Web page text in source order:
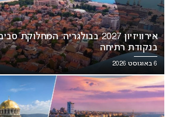
אירוויזיון 2027 בבולגריה:
בנקודת רתיחה
6 באוגוסט 2026